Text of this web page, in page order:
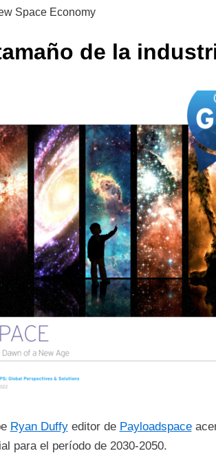
Space Economy
de la
Ryan Duffyeditor de Payloadspace
para el período de 2030-2050.